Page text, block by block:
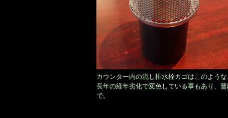
カウンター内の流し排水栓カゴはこのよう
長年の経年劣化で変色している事もあり、
で。